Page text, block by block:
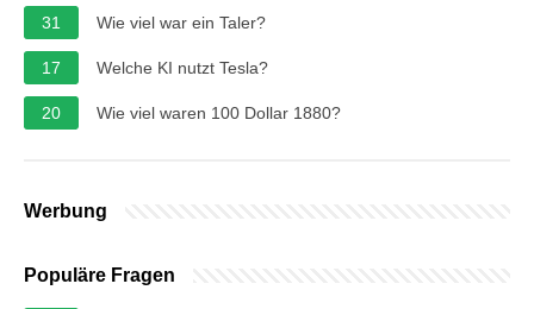
31 Wie viel war ein Taler?
17 Welche KI nutzt Tesla?
20 Wie viel waren 100 Dollar 1880?
Werbung
Populäre Fragen